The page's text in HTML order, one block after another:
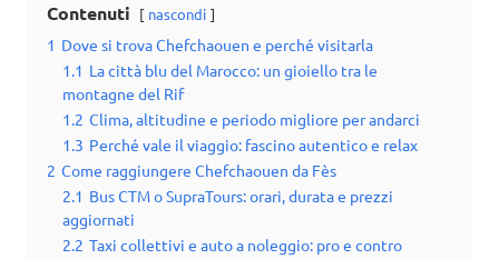
Contenuti nascondi
1 Dove si trova Chefchaouen e perché visitarla
1.1 La città blu del Marocco: un gioiello tra le
montagne del Rif
1.2 Clima, altitudine e periodo migliore per andarci
1.3 Perché vale il viaggio: fascino autentico e relax
2 Come raggiungere Chefchaouen da Fès
2.1 Bus CTM o SupraTours: orari, durata e prezzi
aggiornati
2.2 Taxi collettivi e auto a noleggio: pro e contro